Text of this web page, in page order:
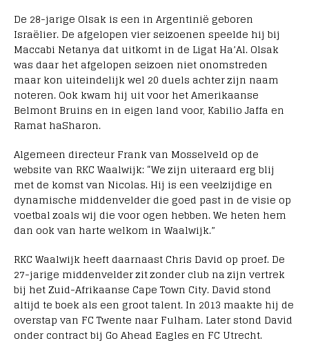
De 28-jarige Olsak is een in Argentinië geboren
Israëlier. De afgelopen vier seizoenen speelde hij bij
Maccabi Netanya dat uitkomt in de Ligat Ha’Al. Olsak
was daar het afgelopen seizoen niet onomstreden
maar kon uiteindelijk wel 20 duels achter zijn naam
noteren. Ook kwam hij uit voor het Amerikaanse
Belmont Bruins en in eigen land voor, Kabilio Jaffa en
Ramat haSharon.
Algemeen directeur Frank van Mosselveld op de
website van RKC Waalwijk: “We zijn uiteraard erg blij
met de komst van Nicolas. Hij is een veelzijdige en
dynamische middenvelder die goed past in de visie op
voetbal zoals wij die voor ogen hebben. We heten hem
dan ook van harte welkom in Waalwijk.”
RKC Waalwijk heeft daarnaast Chris David op proef. De
27-jarige middenvelder zit zonder club na zijn vertrek
bij het Zuid-Afrikaanse Cape Town City. David stond
altijd te boek als een groot talent. In 2013 maakte hij de
overstap van FC Twente naar Fulham. Later stond David
onder contract bij Go Ahead Eagles en FC Utrecht.